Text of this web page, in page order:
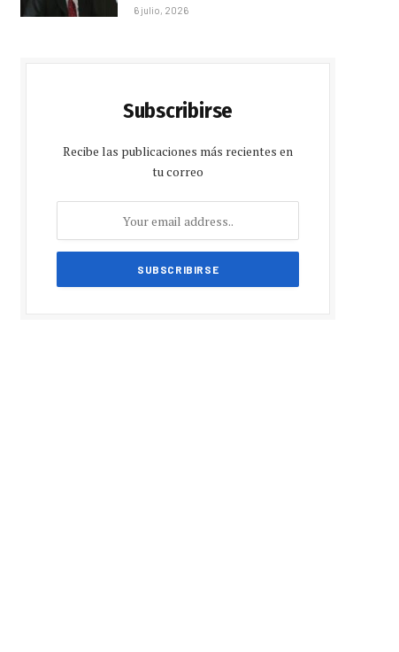
6 julio, 2026
Subscribirse
Recibe las publicaciones más recientes en
tu correo